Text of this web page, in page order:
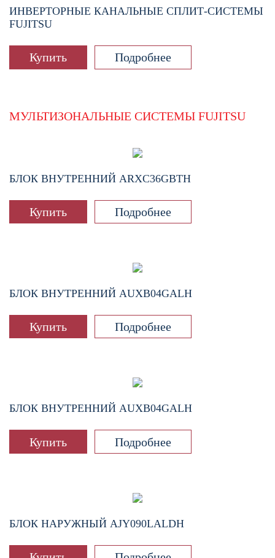
ИНВЕРТОРНЫЕ КАНАЛЬНЫЕ СПЛИТ-СИСТЕМЫ
FUJITSU
Купить Подробнее
МУЛЬТИЗОНАЛЬНЫЕ СИСТЕМЫ FUJITSU
БЛОК ВНУТРЕННИЙ ARXC36GBTH
Купить Подробнее
БЛОК ВНУТРЕННИЙ AUXB04GALH
Купить Подробнее
БЛОК ВНУТРЕННИЙ AUXB04GALH
Купить Подробнее
БЛОК НАРУЖНЫЙ AJY090LALDH